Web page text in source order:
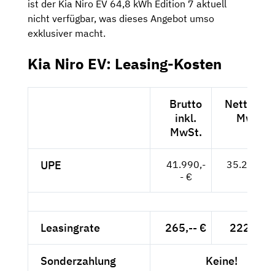
ist der Kia Niro EV 64,8 kWh Edition 7 aktuell
nicht verfügbar, was dieses Angebot umso
exklusiver macht.
Kia Niro EV: Leasing-Kosten
Brutto
inkl.
MwSt.
Netto
MwSt.
UPE
41.990,-
- €
35.286,--
Leasingrate 265,-- € 222,69 €
Sonderzahlung Keine!